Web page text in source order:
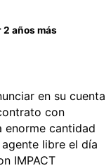
2 años más
en su cuenta
con
enorme cantidad
libre el día
IMPACT